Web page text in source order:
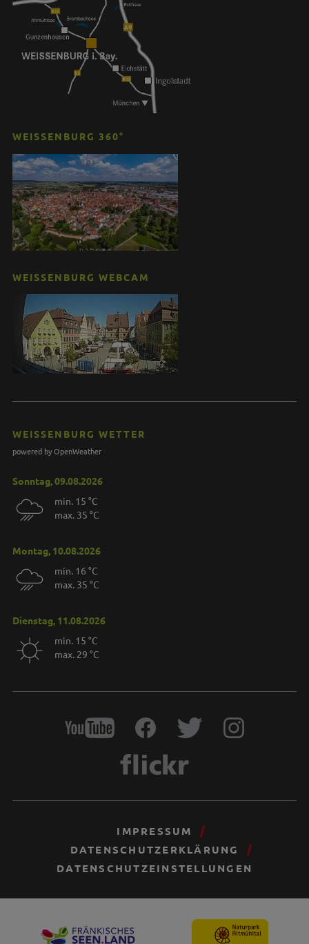
WEISSENBURG 360°
WEISSENBURG WEBCAM
WEISSENBURG WETTER
powered by OpenWeather
Sonntag, 09.08.2026
min. 15 °C
max. 35 °C
Montag, 10.08.2026
min. 16 °C
max. 35 °C
Dienstag, 11.08.2026
min. 15 °C
max. 29 °C
IMPRESSUM
DATENSCHUTZERKLÄRUNG
DATENSCHUTZEINSTELLUNGEN